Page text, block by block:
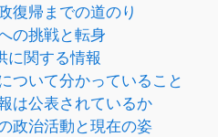
復帰までの道のり
の挑戦と転身
に関する情報
ついて分かっていること
は公表されているか
政治活動と現在の姿